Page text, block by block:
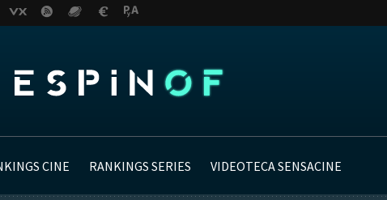
CINE RANKINGS SERIES VIDEOTECA SENSACINE